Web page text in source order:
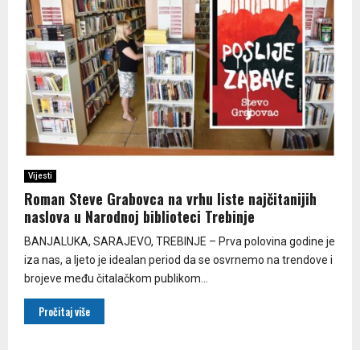
Vijesti
Roman Steve Grabovca na vrhu liste najčitanijih
naslova u Narodnoj biblioteci Trebinje
BANJALUKA, SARAJEVO, TREBINJE – Prva polovina godine je
iza nas, a ljeto je idealan period da se osvrnemo na trendove i
brojeve među čitalačkom publikom...
Pročitaj više